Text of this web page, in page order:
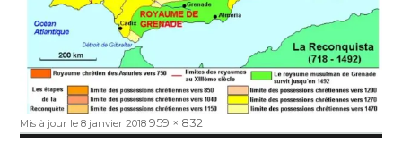
Publié
le
Mis à jour le 8 janvier 2018Taille
réelle
959 × 832